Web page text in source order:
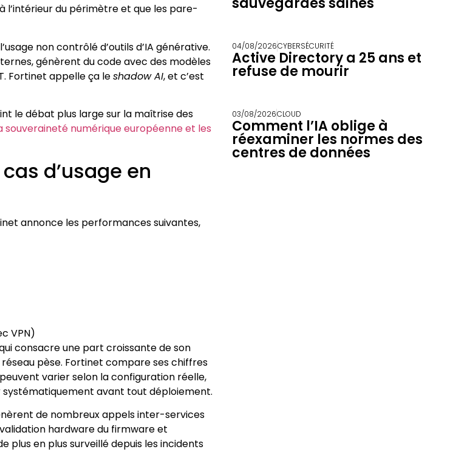
l’intérieur du périmètre et que les pare-
non contrôlé d’outils d’IA générative.
génèrent du code avec des modèles
Fortinet appelle ça leshadow AI, et c’est
le débat plus large sur la maîtrise des
souveraineté numérique européenne et les
d’usage en
annonce les performances suivantes,
VPN)
consacre une part croissante de son
pèse. Fortinet compare ses chiffres
varier selon la configuration réelle,
avant tout déploiement.
de nombreux appels inter-services
hardware du firmware et
plus en plus surveillé depuis les incidents
04/08/2026CYBERSÉCURITÉ
Active Directory a 25 ans et
refuse de mourir
03/08/2026CLOUD
Comment l’IA oblige à
réexaminer les normes des
centres de données